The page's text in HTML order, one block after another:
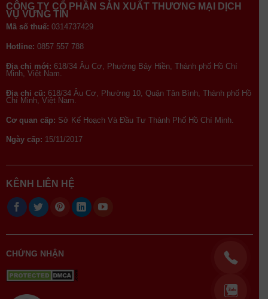
CÔNG TY CỔ PHẦN SẢN XUẤT THƯƠNG MẠI DỊCH
VỤ VỮNG TÍN
Mã số thuế: 0314737429
Hotline: 0857 557 788
Địa chỉ mới: 618/34 Âu Cơ, Phường Bảy Hiền, Thành phố Hồ Chí
Minh, Việt Nam.
Địa chỉ cũ: 618/34 Âu Cơ, Phường 10, Quận Tân Bình, Thành phố Hồ
Chí Minh, Việt Nam.
Cơ quan cấp: Sở Kế Hoạch Và Đầu Tư Thành Phố Hồ Chí Minh.
Ngày cấp: 15/11/2017
KÊNH LIÊN HỆ
CHỨNG NHẬN